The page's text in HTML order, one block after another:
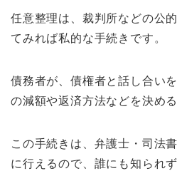
任意整理は、裁判所などの公
てみれば私的な手続きです。
債務者が、債権者と話し合い
の減額や返済方法などを決め
この手続きは、弁護士・司法
に行えるので、誰にも知られ